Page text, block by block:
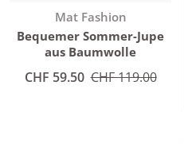
Anbieter:
Mat Fashion
Bequemer Sommer-Jupe
aus Baumwolle
Angebotspreis
CHF 59.50 Normaler Preis
CHF 119.00